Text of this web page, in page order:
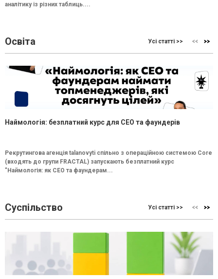
аналітику із різних таблиць....
Освіта Усі статті >>
Наймологія: безплатний курс для CEO та фаундерів
Рекрутингова агенція talanovyti спільно з операційною системою Core
(входять до групи FRACTAL) запускають безплатний курс
"Наймологія: як СEO та фаундерам...
Суспільство Усі статті >>